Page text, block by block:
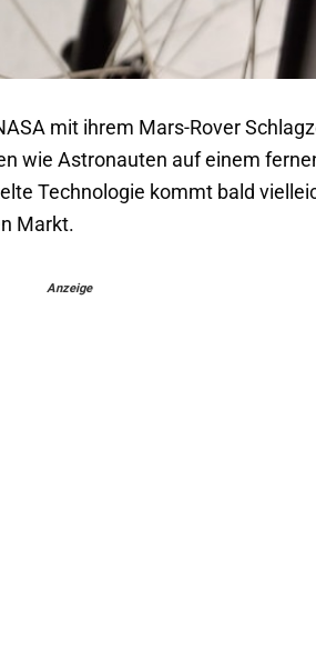
mit ihrem Mars-Rover
wie Astronauten auf einem
Technologie kommt bald
Markt.
Anzeige